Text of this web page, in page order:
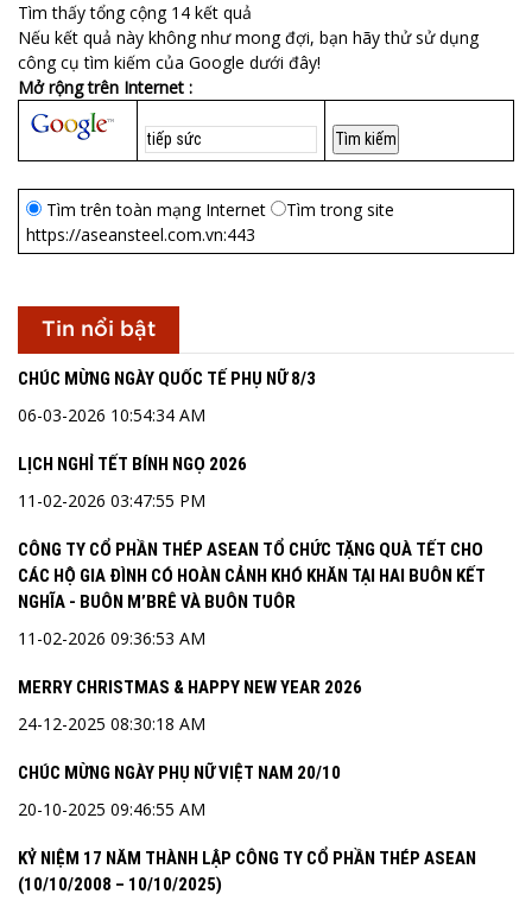
Tìm thấy tổng cộng 14 kết quả
Nếu kết quả này không như mong đợi, bạn hãy thử sử dụng
công cụ tìm kiếm của Google dưới đây!
Mở rộng trên Internet :
Tìm trên toàn mạng Internet
Tìm trong site
https://aseansteel.com.vn:443
Tin nổi bật
CHÚC MỪNG NGÀY QUỐC TẾ PHỤ NỮ 8/3
06-03-2026 10:54:34 AM
LỊCH NGHỈ TẾT BÍNH NGỌ 2026
11-02-2026 03:47:55 PM
CÔNG TY CỔ PHẦN THÉP ASEAN TỔ CHỨC TẶNG QUÀ TẾT CHO
CÁC HỘ GIA ĐÌNH CÓ HOÀN CẢNH KHÓ KHĂN TẠI HAI BUÔN KẾT
NGHĨA - BUÔN M’BRÊ VÀ BUÔN TUÔR
11-02-2026 09:36:53 AM
MERRY CHRISTMAS & HAPPY NEW YEAR 2026
24-12-2025 08:30:18 AM
CHÚC MỪNG NGÀY PHỤ NỮ VIỆT NAM 20/10
20-10-2025 09:46:55 AM
KỶ NIỆM 17 NĂM THÀNH LẬP CÔNG TY CỔ PHẦN THÉP ASEAN
(10/10/2008 – 10/10/2025)